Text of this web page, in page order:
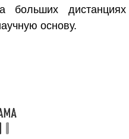
больших дистанциях
основу.